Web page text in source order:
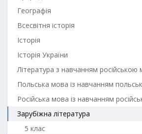
Географія
Всесвітня історія
Історія
Історія України
Література з навчанням
Польська мова із навчанням
Російська мова із навчанням
Зарубіжна література
5 клас